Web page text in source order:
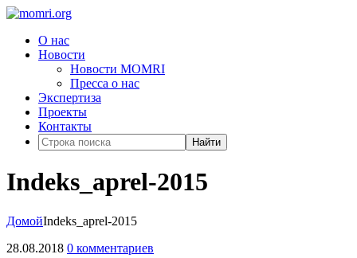
О нас
Новости
Новости MOMRI
Пресса о нас
Экспертиза
Проекты
Контакты
Найти
Indeks_aprel-2015
ДомойIndeks_aprel-2015
28.08.2018 0 комментариев